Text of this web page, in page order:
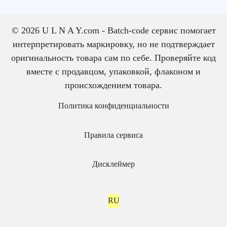
© 2026 U L N A Y.com - Batch-code сервис помогает
интерпретировать маркировку, но не подтверждает
оригинальность товара сам по себе. Проверяйте код
вместе с продавцом, упаковкой, флаконом и
происхождением товара.
Политика конфиденциальности
Правила сервиса
Дисклеймер
RU